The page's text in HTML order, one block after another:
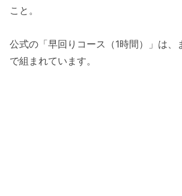
こと。
公式の「早回りコース（1時間）」は、
で組まれています。